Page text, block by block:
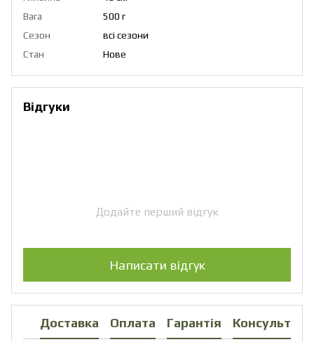
Вага
500 г
Сезон
всі сезони
Стан
Нове
Відгуки
Додайте перший відгук
Написати відгук
Доставка Оплата Гарантія